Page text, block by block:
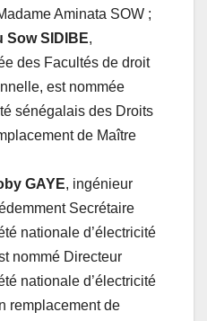
Aminata SOW ;
Sow SIDIBE,
des Facultés de droit
est nommée
sénégalais des Droits
de Maître
GAYE, ingénieur
Secrétaire
nationale d’électricité
nommé Directeur
nationale d’électricité
remplacement de